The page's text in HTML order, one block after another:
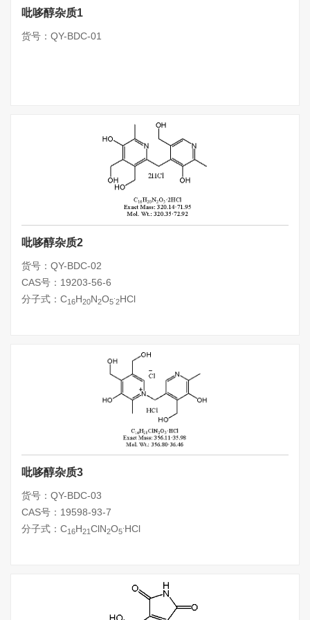
吡哆醇杂质1
货号：QY-BDC-01
吡哆醇杂质2
货号：QY-BDC-02
CAS号：19203-56-6
分子式：C16H20N2O5 2HCl
吡哆醇杂质3
货号：QY-BDC-03
CAS号：19598-93-7
分子式：C16H21ClN2O5 HCl